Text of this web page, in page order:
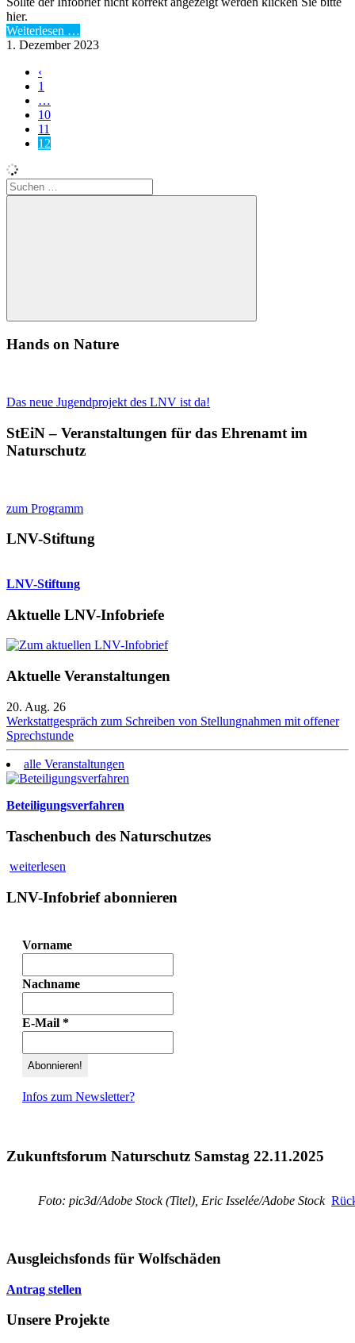
hier.
Weiterlesen …
1. Dezember 2023
‹
1
…
10
11
12
Suchen
nach:
Suchen
Hands on Nature
Das neue Jugendprojekt des LNV ist da!
StEiN – Veranstaltungen für das Ehrenamt im
Naturschutz
zum Programm
LNV-Stiftung
LNV-Stiftung
Aktuelle LNV-Infobriefe
Aktuelle Veranstaltungen
20. Aug. 26
Werkstattgespräch zum Schreiben von Stellungnahmen mit offener
Sprechstunde
alle Veranstaltungen
Beteiligungsverfahren
Taschenbuch des Naturschutzes
weiterlesen
LNV-Infobrief abonnieren
Vorname
Nachname
E-Mail *
Infos zum Newsletter?
Zukunftsforum Naturschutz Samstag 22.11.2025
Foto: pic3d/Adobe Stock (Titel), Eric Isselée/Adobe Stock
Ausgleichsfonds für Wolfschäden
Antrag stellen
Unsere Projekte